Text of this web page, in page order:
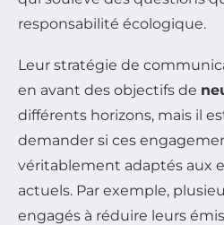
responsabilité écologique.
Leur stratégie de
en avant des objectifs de
différents horizons, mais il
demander si ces
véritablement adaptés aux
actuels. Par exemple,
engagés à réduire leurs